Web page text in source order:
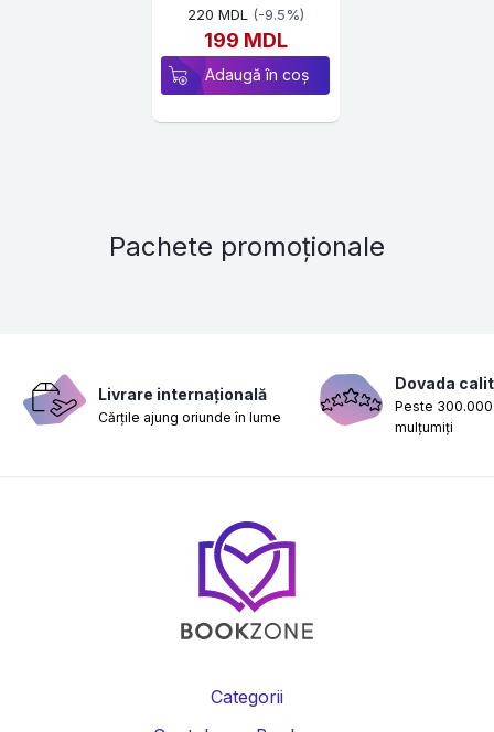
220 MDL (-9.5%)
199 MDL
Adaugă în coș
Pachete promoționale
Livrare internațională
Cărțile ajung oriunde în lume
Dovada
Peste
mulțumiți
Categorii